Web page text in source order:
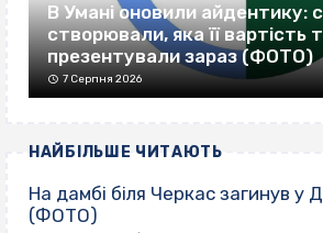
В Умані оновили айдентику:
створювали, яка її вартість
презентували зараз (ФОТО)
7 Серпня 2026
НАЙБІЛЬШЕ ЧИТАЮТЬ
На дамбі біля Черкас загинув у
(ФОТО)